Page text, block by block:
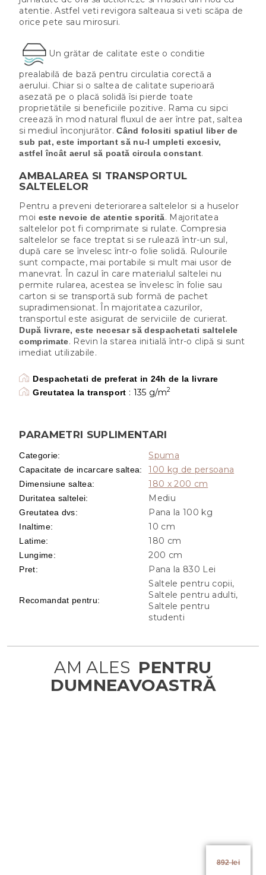
892 lei
atentie. Astfel veti revigora salteaua si veti scăpa de
orice pete sau mirosuri.
Un grătar de calitate este o conditie
prealabilă de bază pentru circulatia corectă a
aerului. Chiar si o saltea de calitate superioară
asezată pe o placă solidă îsi pierde toate
proprietătile si beneficiile pozitive. Rama cu sipci
creează în mod natural fluxul de aer între pat, saltea
si mediul înconjurător.Când folositi spatiul liber de
sub pat, este important să nu-l umpleti excesiv,
astfel încât aerul să poată circula constant.
AMBALAREA SI TRANSPORTUL
SALTELELOR
Pentru a preveni deteriorarea saltelelor si a huselor
moi este nevoie de atentie sporită. Majoritatea
saltelelor pot fi comprimate si rulate. Compresia
saltelelor se face treptat si se rulează într-un sul,
după care se învelesc într-o folie solidă. Rulourile
sunt compacte, mai portabile si mult mai usor de
manevrat. În cazul în care materialul saltelei nu
permite rularea, acestea se învelesc în folie sau
carton si se transportă sub formă de pachet
supradimensionat. În majoritatea cazurilor,
transportul este asigurat de serviciile de curierat.
După livrare, este necesar să despachetati saltelele
comprimate. Revin la starea initială într-o clipă si sunt
imediat utilizabile.
Despachetati de preferat in 24h de la livrare
Greutatea la transport : 135 g/m2
PARAMETRI SUPLIMENTARI
Categorie: Spuma
Capacitate de incarcare saltea: 100 kg de persoana
Dimensiune saltea: 180 x 200 cm
Duritatea saltelei: Mediu
Greutatea dvs: Pana la 100 kg
Inaltime: 10 cm
Latime: 180 cm
Lungime: 200 cm
Pret: Pana la 830 Lei
Recomandat pentru:
Saltele pentru copii,
Saltele pentru adulti,
Saltele pentru
studenti